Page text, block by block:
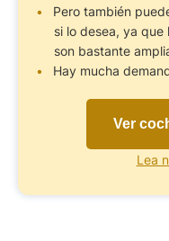
Pero también
si lo desea, ya
son bastante
Hay mucha
Ver
Lea